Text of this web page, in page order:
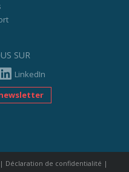
SUR
LinkedIn
| Déclaration de confidentialité |